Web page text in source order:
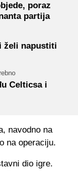
poraz
partija
želi napustiti
Celticsa i
navodno na
na operaciju.
dio igre.